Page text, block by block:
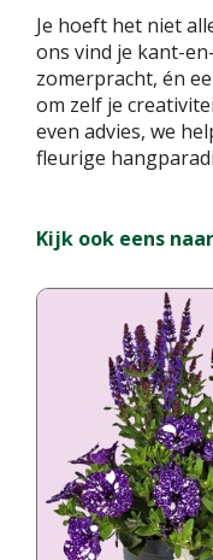
Je hoeft het niet
ons vind je kant-
zomerpracht, én
om zelf je
even advies, we
fleurige
Kijk ook eens